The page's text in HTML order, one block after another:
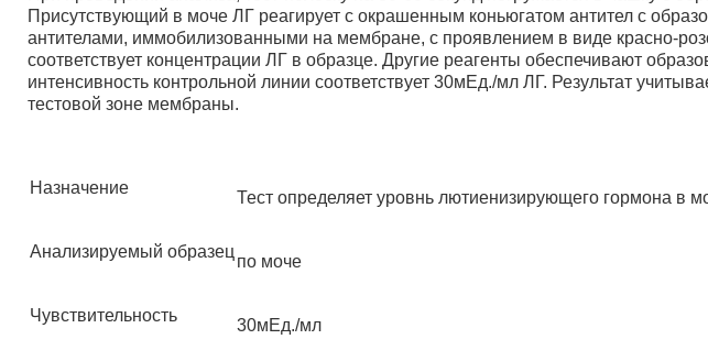
Присутствующий в моче ЛГ реагирует с окрашенным коньюгатом антител с
антителами, иммобилизованными на мембране, с проявлением в виде красно-
соответствует концентрации ЛГ в образце. Другие реагенты обеспечивают
интенсивность контрольной линии соответствует 30мЕд./мл ЛГ. Результат
тестовой зоне мембраны.
Назначение
Тест определяет уровнь лютиенизирующего гормона в
Анализируемый образец
по моче
Чувствительность
30мЕд./мл